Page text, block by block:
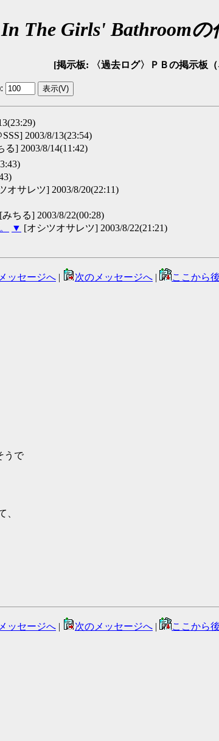
The Girls' Bathroomの
[掲示板: 〈過去ログ〉ＰＢの掲示板
:
2003/8/13(23:54)
る] 2003/8/14(11:42)
オサレツ] 2003/8/20(22:11)
[みちる] 2003/8/22(00:28)
▼ [オシツオサレツ] 2003/8/22(21:21)
ッセージへ | 次のメッセージへ | ここから
うで
、
ッセージへ 次のメッセージへ ここから